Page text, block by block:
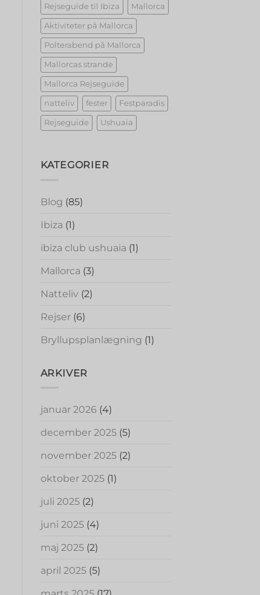
Rejseguide til Ibiza Mallorca
Aktiviteter på Mallorca
Polterabend på Mallorca
Mallorcas strande
Mallorca Rejseguide
natteliv fester Festparadis
Rejseguide Ushuaia
KATEGORIER
Blog (85)
Ibiza (1)
ibiza club ushuaia (1)
Mallorca (3)
Natteliv (2)
Rejser(6)
Bryllupsplanlægning (1)
ARKIVER
januar 2026 (4)
december 2025(5)
november 2025(2)
oktober 2025(1)
juli 2025(2)
juni 2025(4)
maj 2025(2)
april 2025(5)